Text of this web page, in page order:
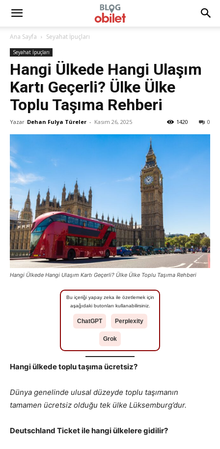
Ana Sayfa Seyahat İpuçları
Seyahat İpuçları
Hangi Ülkede Hangi Ulaşım
Kartı Geçerli? Ülke Ülke
Toplu Taşıma Rehberi
Yazar Dehan Fulya Türeler - Kasım 26, 2025 0
1420
Hangi Ülkede Hangi Ulaşım Kartı Geçerli? Ülke Ülke Toplu Taşıma Rehberi
Bu içeriği yapay zeka ile özetlemek için
aşağıdaki butonları kullanabilirsiniz.
ChatGPT Perplexity
Grok
Hangi ülkede toplu taşıma ücretsiz?
Dünya genelinde ulusal düzeyde toplu taşımanın
tamamen ücretsiz olduğu tek ülke Lüksemburg’dur.
Deutschland Ticket ile hangi ülkelere gidilir?